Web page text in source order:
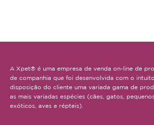
A Xpet® é uma empresa de venda on-line de
de companhia que foi desenvolvida com o
disposição do cliente uma variada gama de
as mais variadas espécies (cães, gatos,
exóticos, aves e répteis).